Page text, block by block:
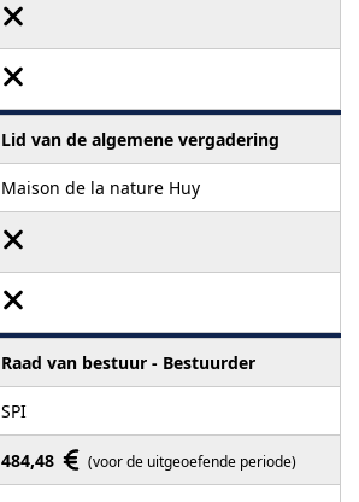
Lid van de algemene vergadering
Maison de la nature Huy
Raad van bestuur - Bestuurder
SPI
484,48 (voor de uitgeoefende periode)